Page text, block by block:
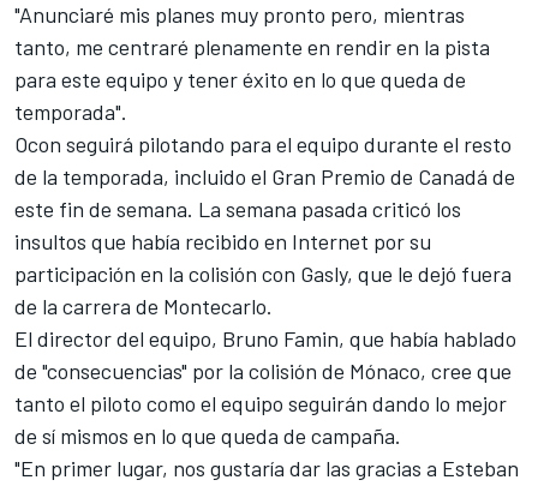
"Anunciaré mis planes muy pronto pero, mientras
tanto, me centraré plenamente en rendir en la pista
para este equipo y tener éxito en lo que queda de
temporada".
Ocon seguirá pilotando para el equipo durante el resto
de la temporada, incluido el Gran Premio de Canadá de
este fin de semana. La semana pasada criticó los
insultos que había recibido en Internet por su
participación en la colisión con Gasly, que le dejó fuera
de la carrera de Montecarlo.
El director del equipo, Bruno Famin, que había hablado
de "consecuencias" por la colisión de Mónaco, cree que
tanto el piloto como el equipo seguirán dando lo mejor
de sí mismos en lo que queda de campaña.
"En primer lugar, nos gustaría dar las gracias a Esteban